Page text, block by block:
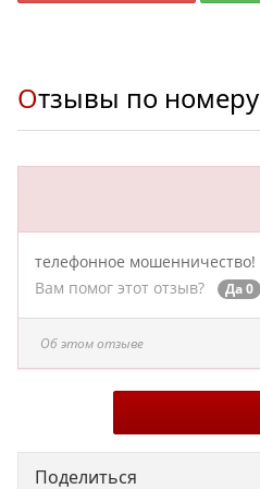
Отзывы по номеру
телефонное мошенничество!
Вам помог этот отзыв?
Да 0
Об этом отзыве
Поделиться